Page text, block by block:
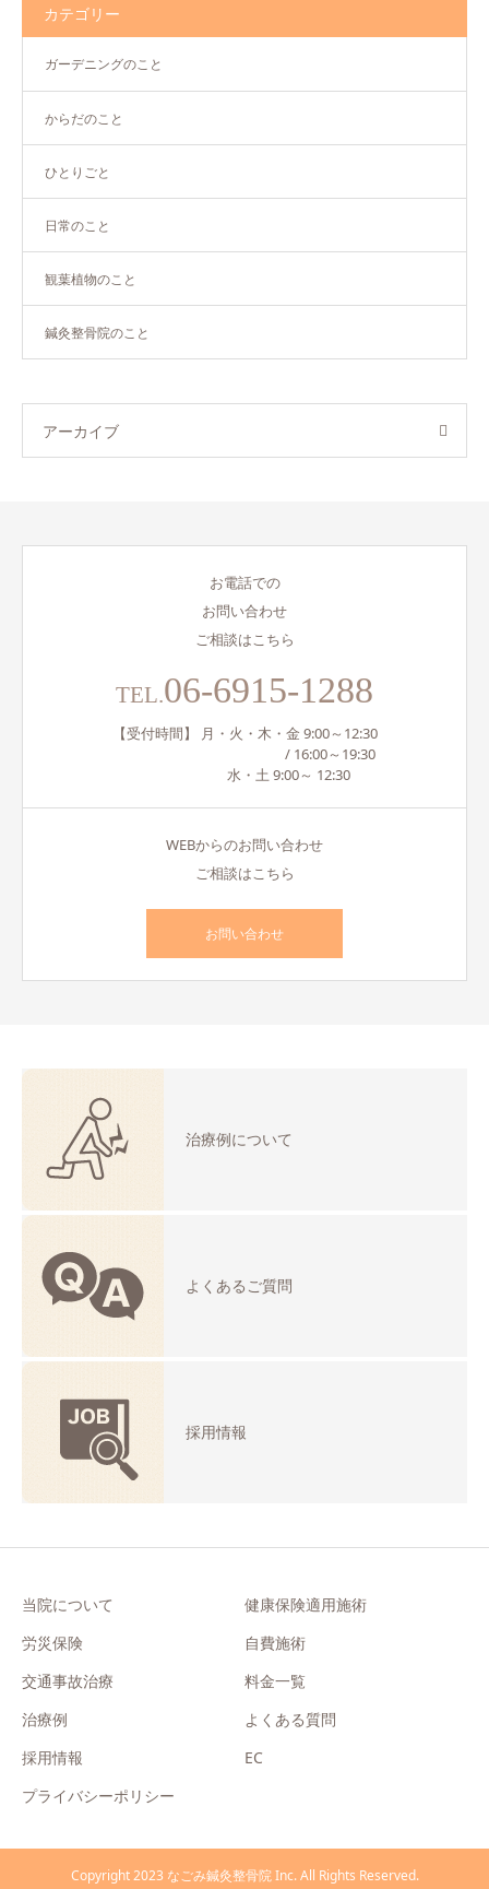
カテゴリー
ガーデニングのこと
からだのこと
ひとりごと
日常のこと
観葉植物のこと
鍼灸整骨院のこと
アーカイブ
お電話での
お問い合わせ
ご相談はこちら
TEL.06-6915-1288
【受付時間】 月・火・木・金 9:00～12:30
/ 16:00～19:30
水・土 9:00～ 12:30
WEBからのお問い合わせ
ご相談はこちら
お問い合わせ
治療例について
よくあるご質問
採用情報
当院について
健康保険適用施術
労災保険
自費施術
交通事故治療
料金一覧
治療例
よくある質問
採用情報
EC
プライバシーポリシー
Copyright 2023 なごみ鍼灸整骨院 Inc. All Rights Reserved.